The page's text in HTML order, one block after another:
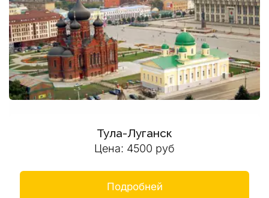
Тула-Луганск
Цена: 4500 руб
Подробней